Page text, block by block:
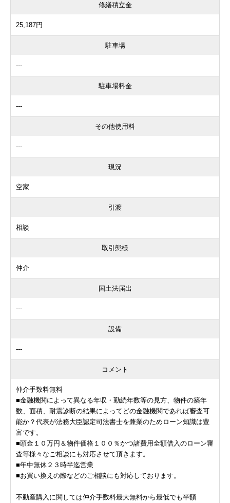
修繕積立金
25,187円
駐車場
---
駐車場料金
---
その他使用料
---
現況
空家
引渡
相談
取引態様
仲介
国土法届出
---
設備
---
コメント
仲介手数料無料
■金融機関によって異なる年収・勤続年数等の見方、物件の築年
数、面積、耐震診断の結果によってどの金融機関であれば審査可
能か？代表が法務大臣認定司法書士を兼業のためローン知識は豊
富です。
■頭金１０万円＆物件価格１００％かつ諸費用全額借入のローン審
査等様々なご相談にも対応させて頂きます。
■年中無休２３時半迄営業
■お買い換えの際などのご相談にも対応しております。
不動産購入に関しては仲介手数料最大無料から最低でも半額